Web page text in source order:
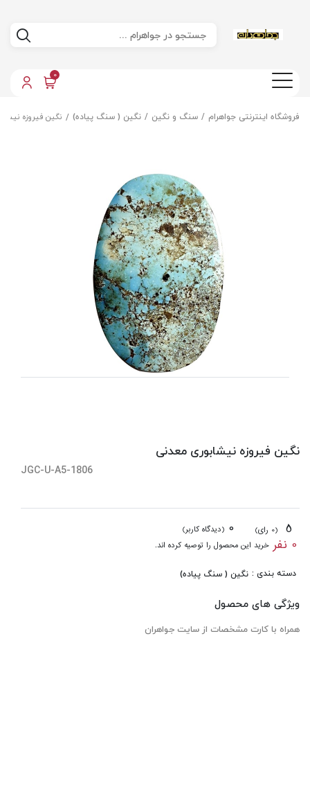
0
فروشگاه اینترنتی جواهرام سنگ و نگین نگین ( سنگ پیاده) نگین فیروزه
نگین فیروزه نیشابوری معدنی
JGC-U-A5-1806
(0 رای) 0 (دیدگاه کاربر)
0 نفر خرید این محصول را توصیه کرده اند.
دسته بندی : نگین ( سنگ پیاده)
ویژگی های محصول
همراه با کارت مشخصات از سایت جواهران